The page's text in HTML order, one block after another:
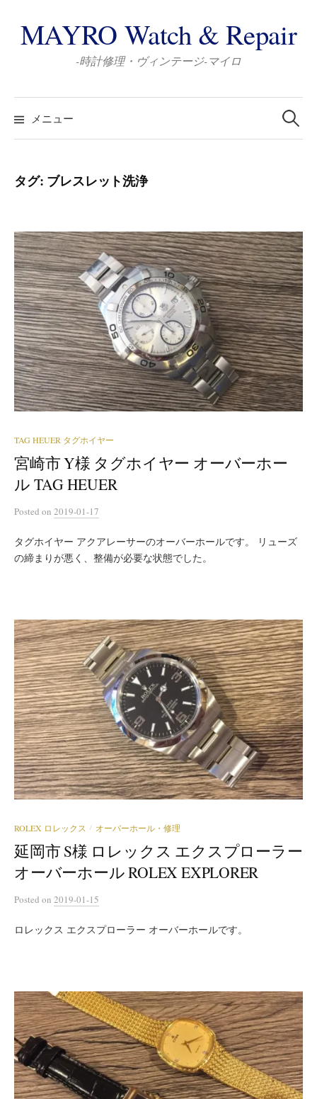
ン
テ
ス
キ
プ
MAYRO Watch & Repair
-時計修理・ヴィンテージ-マイロ
メニュー
検
索:
タグ: ブレスレット洗浄
TAG HEUER タグホイヤー
宮崎市 Y様 タグホイヤー オーバーホー
ル TAG HEUER
Posted on 2019-01-17
タグホイヤー アクアレーサーのオーバーホールです。 リューズ
の締まりが悪く、整備が必要な状態でした。
ROLEX ロレックス / オーバーホール・修理
延岡市 S様 ロレックス エクスプローラー
オーバーホール ROLEX EXPLORER
Posted on 2019-01-15
ロレックス エクスプローラー オーバーホールです。